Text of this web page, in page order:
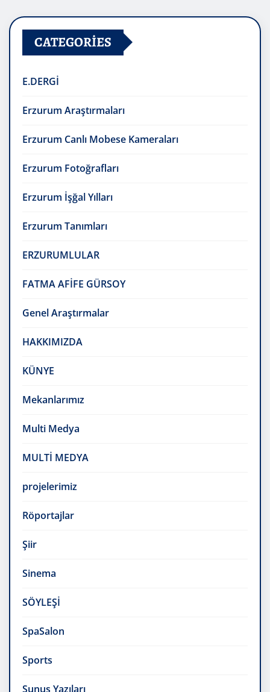
CATEGORIES
E.DERGİ
Erzurum Araştırmaları
Erzurum Canlı Mobese Kameraları
Erzurum Fotoğrafları
Erzurum İşğal Yılları
Erzurum Tanımları
ERZURUMLULAR
FATMA AFİFE GÜRSOY
Genel Araştırmalar
HAKKIMIZDA
KÜNYE
Mekanlarımız
Multi Medya
MULTİ MEDYA
projelerimiz
Röportajlar
Şiir
Sinema
SÖYLEŞİ
SpaSalon
Sports
Sunuş Yazıları